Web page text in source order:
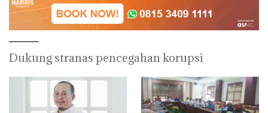
Dukung stranas pencegahan korupsi